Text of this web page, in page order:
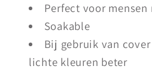
Perfect voor
Soakable
Bij gebruik van
lichte kleuren beter